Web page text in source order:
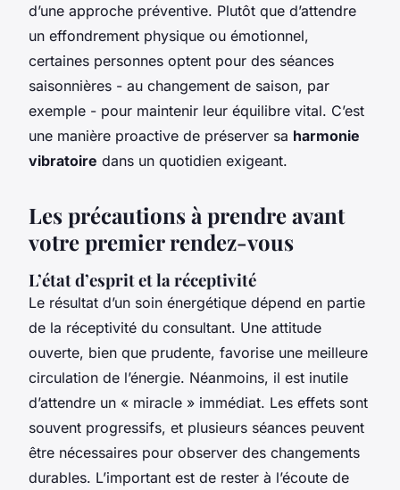
d’une approche préventive. Plutôt que d’attendre
un effondrement physique ou émotionnel,
certaines personnes optent pour des séances
saisonnières - au changement de saison, par
exemple - pour maintenir leur équilibre vital. C’est
une manière proactive de préserver sa harmonie
vibratoire dans un quotidien exigeant.
Les précautions à prendre avant
votre premier rendez-vous
L’état d’esprit et la réceptivité
Le résultat d’un soin énergétique dépend en partie
de la réceptivité du consultant. Une attitude
ouverte, bien que prudente, favorise une meilleure
circulation de l’énergie. Néanmoins, il est inutile
d’attendre un « miracle » immédiat. Les effets sont
souvent progressifs, et plusieurs séances peuvent
être nécessaires pour observer des changements
durables. L’important est de rester à l’écoute de